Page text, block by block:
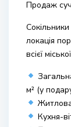
Продаж
локація
всієї
м² (у
Кухня-